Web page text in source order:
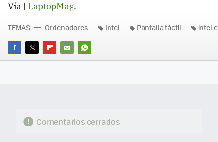
Vía | LaptopMag.
FACEBOOK
TWITTERFLIPBOARD
E-
WHATSAPP
TEMAS Ordenadores Intel Pantalla táctil intel
Comentarios cerrados